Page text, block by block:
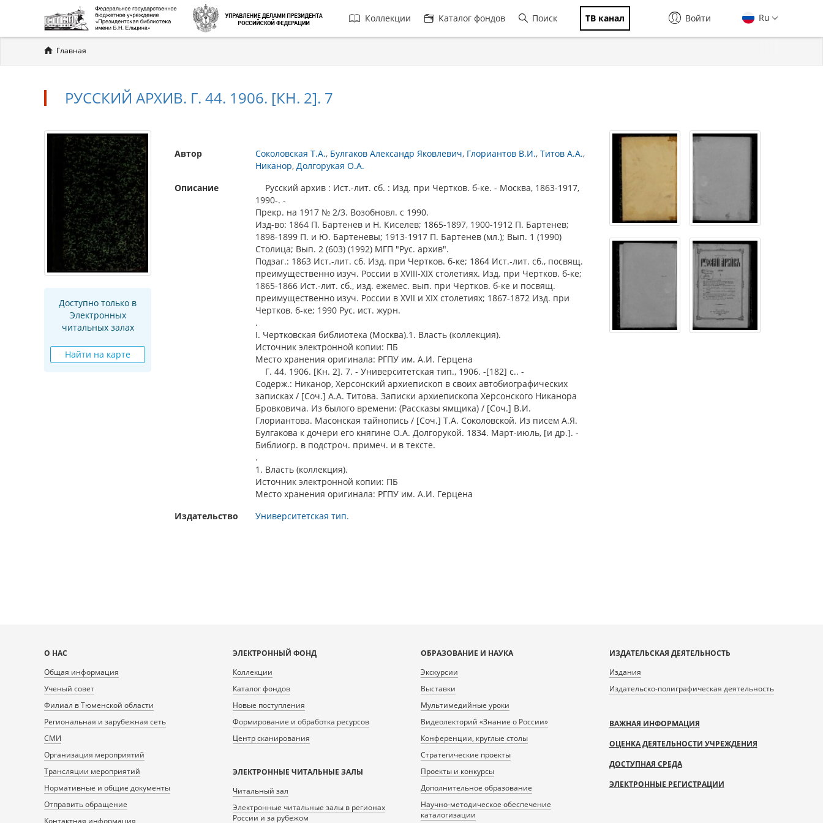
Главная
навигация
Коллекции Каталог фондов Поиск ТВ канал Ru
Войти
Вы
здесь
Главная
РУССКИЙ АРХИВ. Г. 44. 1906. [КН. 2]. 7
Доступно только в
Электронных
читальных залах
Найти на карте
Автор Соколовская Т.А. Булгаков Александр Яковлевич Глориантов В.И. Титов А.А.
Никанор Долгорукая О.А.
Описание
Русский архив : Ист.-лит. сб. : Изд. при Чертков. б-ке. - Москва, 1863-1917,
1990-. -
Прекр. на 1917 № 2/3. Возобновл. с 1990.
Изд-во: 1864 П. Бартенев и Н. Киселев; 1865-1897, 1900-1912 П. Бартенев;
1898-1899 П. и Ю. Бартеневы; 1913-1917 П. Бартенев (мл.); Вып. 1 (1990)
Столица; Вып. 2 (603) (1992) МГП "Рус. архив".
Подзаг.: 1863 Ист.-лит. сб. Изд. при Чертков. б-ке; 1864 Ист.-лит. сб., посвящ.
преимущественно изуч. России в XVIII-XIX столетиях. Изд. при Чертков. б-ке;
1865-1866 Ист.-лит. сб., изд. ежемес. вып. при Чертков. б-ке и посвящ.
преимущественно изуч. России в XVII и XIX столетиях; 1867-1872 Изд. при
Чертков. б-ке; 1990 Рус. ист. журн.
.
I. Чертковская библиотека (Москва).1. Власть (коллекция).
Источник электронной копии: ПБ
Место хранения оригинала: РГПУ им. А.И. Герцена
Г. 44. 1906. [Кн. 2]. 7. - Университетская тип., 1906. -[182] с.. -
Содерж.: Никанор, Херсонский архиепископ в своих автобиографических
записках / [Соч.] А.А. Титова. Записки архиепископа Херсонского Никанора
Бровковича. Из былого времени: (Рассказы ямщика) / [Соч.] В.И.
Глориантова. Масонская тайнопись / [Соч.] Т.А. Соколовской. Из писем А.Я.
Булгакова к дочери его княгине О.А. Долгорукой. 1834. Март-июль, [и др.]. -
Библиогр. в подстроч. примеч. и в тексте.
.
1. Власть (коллекция).
Источник электронной копии: ПБ
Место хранения оригинала: РГПУ им. А.И. Герцена
Издательство
Университетская тип.
Карта
сайта
О НАС
Общая информация
Ученый совет
Филиал в Тюменской области
Региональная и зарубежная сеть
СМИ
Организация мероприятий
Трансляции мероприятий
Нормативные и общие документы
Отправить обращение
Контактная информация
ЭЛЕКТРОННЫЙ ФОНД
Коллекции
Каталог фондов
Новые поступления
Формирование и обработка ресурсов
Центр сканирования
ЭЛЕКТРОННЫЕ ЧИТАЛЬНЫЕ ЗАЛЫ
Читальный зал
Электронные читальные залы в регионах
России и за рубежом
ОБРАЗОВАНИЕ И НАУКА
Экскурсии
Выставки
Мультимедийные уроки
Видеолекторий «Знание о России»
Конференции, круглые столы
Стратегические проекты
Проекты и конкурсы
Дополнительное образование
Научно-методическое обеспечение
каталогизации
ИЗДАТЕЛЬСКАЯ ДЕЯТЕЛЬНОСТЬ
Издания
Издательско-полиграфическая деятельность
ВАЖНАЯ ИНФОРМАЦИЯ
ОЦЕНКА ДЕЯТЕЛЬНОСТИ УЧРЕЖДЕНИЯ
ДОСТУПНАЯ СРЕДА
ЭЛЕКТРОННЫЕ РЕГИСТРАЦИИ